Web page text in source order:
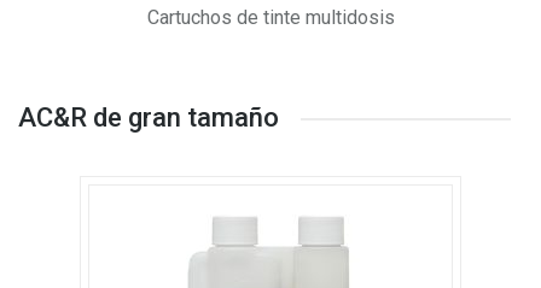
Cartuchos de tinte multidosis
AC&R de gran tamaño